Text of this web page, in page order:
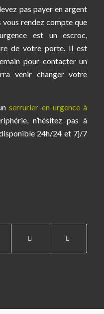
pas payer en argent
vous rendez compte que
est un escroc,
de votre porte. Il est
pour contacter un
venir changer votre
serrurier en urgence à
n’hésitez pas à
24h/24 et 7j/7